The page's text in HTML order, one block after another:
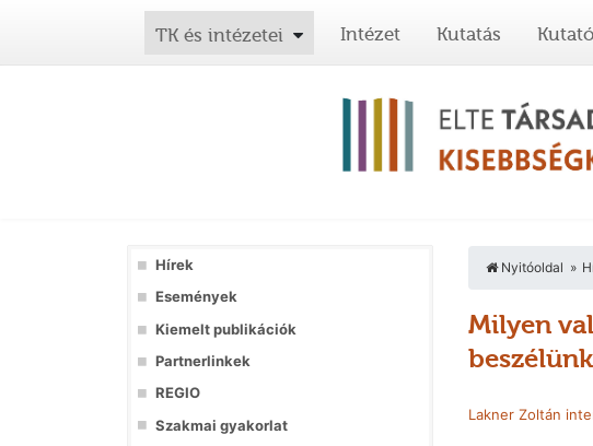
TK és intézetei Intézet Kutatás
Hírek
Események
Kiemelt publikációk
Partnerlinkek
REGIO
Szakmai gyakorlat
Nyitóoldal
Milyen
Lakner Zoltán